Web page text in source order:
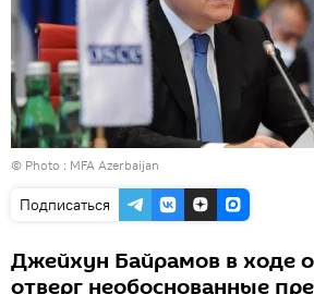
© Photo : MFA Azerbaijan
Подписаться
Джейхун Байрамов в ходе
отверг необоснованные